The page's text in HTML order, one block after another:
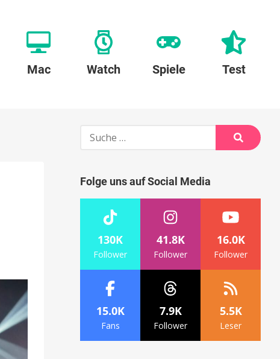
Mac Watch Spiele Test
Suche
Suche
Folge uns auf Social Media
130K
Follower
41.8K
Follower
16.0K
Follower
15.0K
Fans
7.9K
Follower
5.5K
Leser